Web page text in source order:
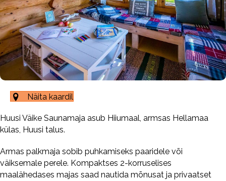
Näita kaardil
Huusi Väike Saunamaja asub Hiiumaal, armsas Hellamaa
külas, Huusi talus.
Armas palkmaja sobib puhkamiseks paaridele või
väiksemale perele. Kompaktses 2-korruselises
maalähedases majas saad nautida mõnusat ja privaatset